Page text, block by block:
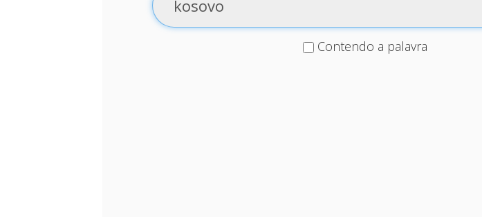
Contendo a palavra